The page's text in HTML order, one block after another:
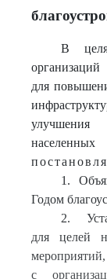
В
для
улучшения
1.
Годом
2.
для целей
с